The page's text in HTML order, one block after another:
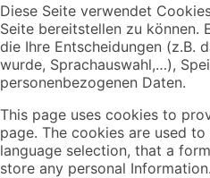
Diese Seite verwendet
Seite bereitstellen zu können.
die Ihre Entscheidungen (z.B.
wurde, Sprachauswahl,…),
personenbezogenen Daten.
This page uses cookies to
page. The cookies are used
language selection, that a
store any personal Information.